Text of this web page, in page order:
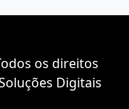
os direitos
Soluções Digitais